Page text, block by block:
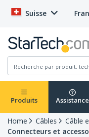
Suisse
Produits Assistance
Home Câbles
Câble
Connecteurs et